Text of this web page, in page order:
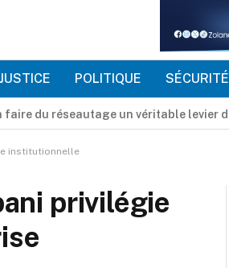
JUSTICE POLITIQUE SÉCURITÉ
avancent avec West Ham
institutionnelle
privilégie